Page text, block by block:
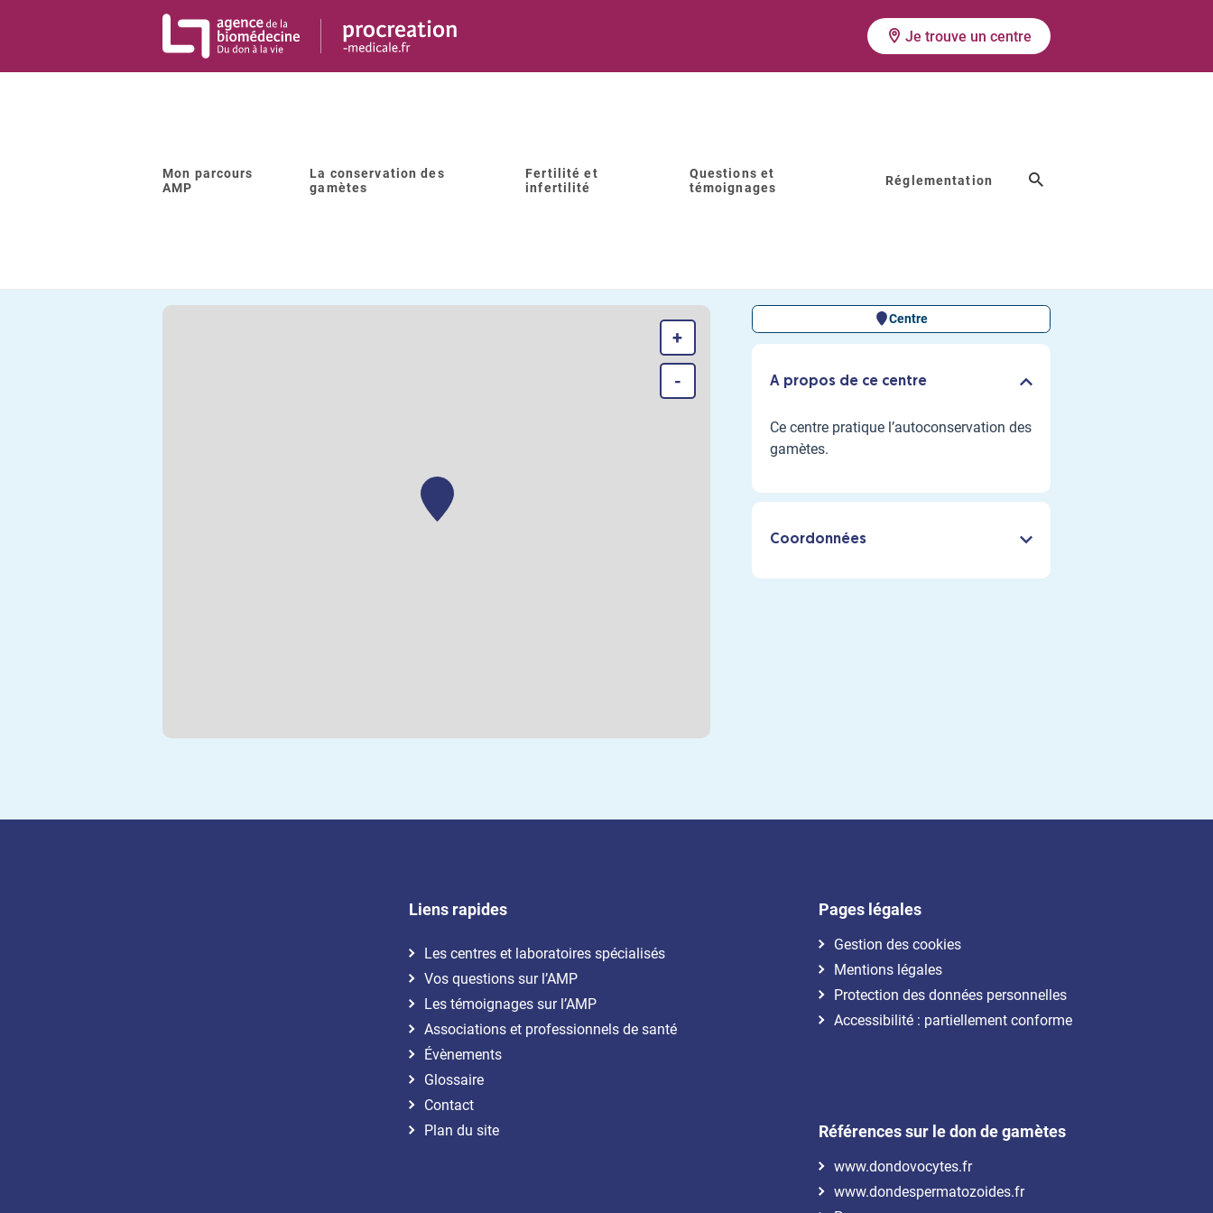
Je trouve un centre
Mon parcours
AMP
La conservation des
gamètes
Fertilité et
infertilité
Questions et
témoignages
Réglementation
Retour à la liste
+
-
Centre
A propos de ce centre
Ce centre pratique l’autoconservation des
gamètes.
Coordonnées
Liens rapides
Les centres et laboratoires spécialisés
Vos questions sur l’AMP
Les témoignages sur l’AMP
Associations et professionnels de santé
Évènements
Glossaire
Contact
Plan du site
Pages légales
Gestion des cookies
Mentions légales
Protection des données personnelles
Accessibilité : partiellement conforme
Références sur le don de gamètes
www.dondovocytes.fr
www.dondespermatozoides.fr